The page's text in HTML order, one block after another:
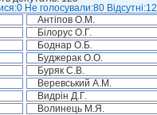
Не голосували:80 Відсутні:12
Антіпов О.М.
Білорус О.Г.
Боднар О.Б.
Буджерак О.О.
Буряк С.В.
Веревський А.М.
Видрін Д.Г.
Волинець М.Я.